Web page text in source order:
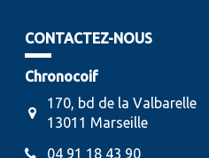
CONTACTEZ-NOUS
Chronocoif
170, bd de la Valbarelle
13011 Marseille
04 91 18 43 90